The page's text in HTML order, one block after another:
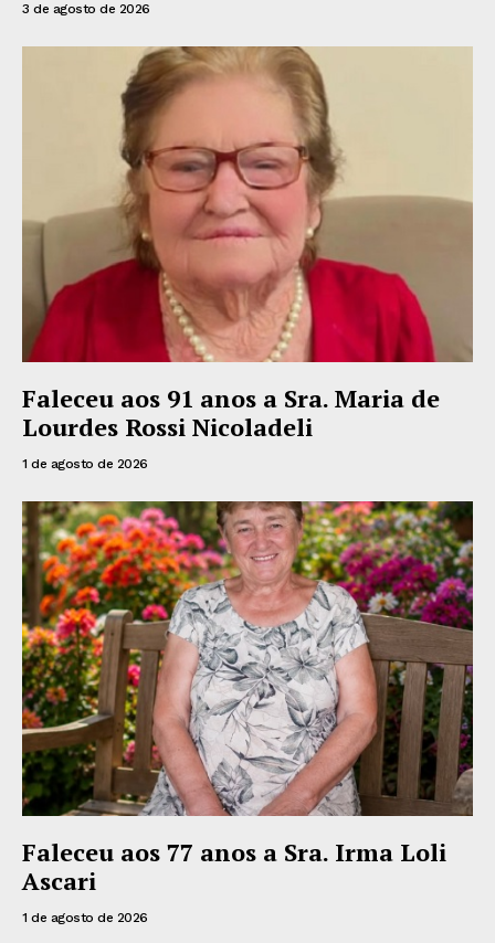
3 de agosto de 2026
Faleceu aos 91 anos a Sra. Maria de
Lourdes Rossi Nicoladeli
1 de agosto de 2026
Faleceu aos 77 anos a Sra. Irma Loli
Ascari
1 de agosto de 2026